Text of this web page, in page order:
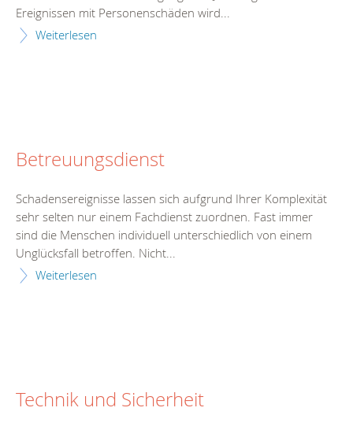
Ereignissen mit Personenschäden wird...
Weiterlesen
Betreuungsdienst
Schadensereignisse lassen sich aufgrund Ihrer Komplexität
sehr selten nur einem Fachdienst zuordnen. Fast immer
sind die Menschen individuell unterschiedlich von einem
Unglücksfall betroffen. Nicht...
Weiterlesen
Technik und Sicherheit